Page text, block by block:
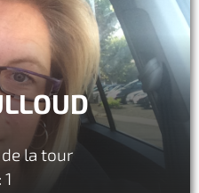
la tour